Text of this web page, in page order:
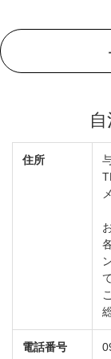
住所
電話番号